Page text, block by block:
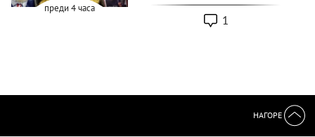
преди 4 часа
1
НАГОРЕ